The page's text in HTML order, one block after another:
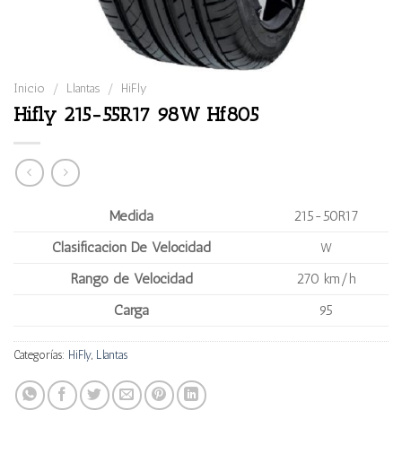
Inicio / Llantas / HiFly
Hifly 215-55R17 98W Hf805
Medida
215-50R17
Clasificación De Velocidad
W
Rango de Velocidad
270 km/h
Carga
95
Categorías: HiFly, Llantas